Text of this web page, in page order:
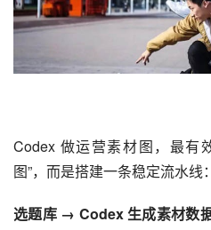
Codex 做运营素材图，最有
图”，而是搭建一条稳定流水线：
选题库 → Codex 生成素材数